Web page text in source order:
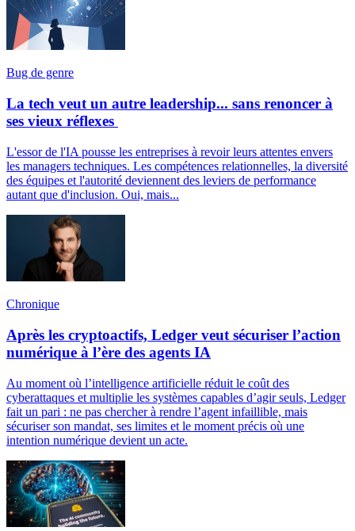
Bug de genre
La tech veut un autre leadership... sans renoncer à
ses vieux réflexes
L'essor de l'IA pousse les entreprises à revoir leurs attentes envers
les managers techniques. Les compétences relationnelles, la diversité
des équipes et l'autorité deviennent des leviers de performance
autant que d'inclusion. Oui, mais...
Chronique
Après les cryptoactifs, Ledger veut sécuriser l’action
numérique à l’ère des agents IA
Au moment où l’intelligence artificielle réduit le coût des
cyberattaques et multiplie les systèmes capables d’agir seuls, Ledger
fait un pari : ne pas chercher à rendre l’agent infaillible, mais
sécuriser son mandat, ses limites et le moment précis où une
intention numérique devient un acte.